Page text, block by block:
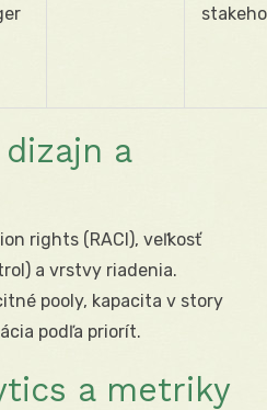
a
rights (RACI), veľkosť
a vrstvy riadenia.
pooly, kapacita v story
podľa priorít.
a metriky